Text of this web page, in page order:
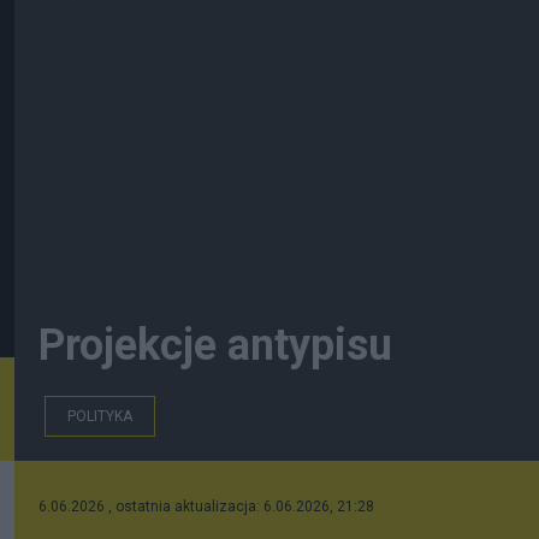
Projekcje antypisu
POLITYKA
6.06.2026 , ostatnia aktualizacja: 6.06.2026, 21:28